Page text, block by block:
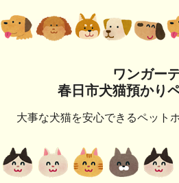
ワンガー
春日市犬猫預かり
大事な犬猫を安心できるペット